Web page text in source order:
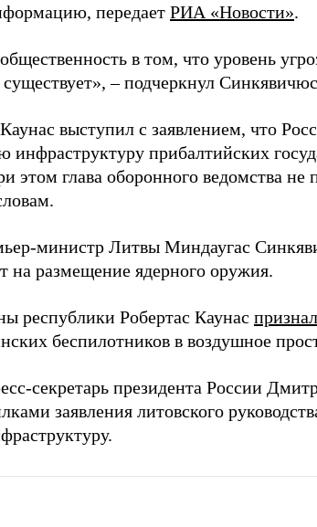
передает РИА «Новости».
в том, что уровень
– подчеркнул
выступил с заявлением, что
инфраструктуру прибалтийских
этом глава оборонного ведомства не
министр Литвы Миндаугас
на размещение ядерного оружия.
республики Робертас Каунас признал
беспилотников в воздушное
секретарь президента России
заявления литовского